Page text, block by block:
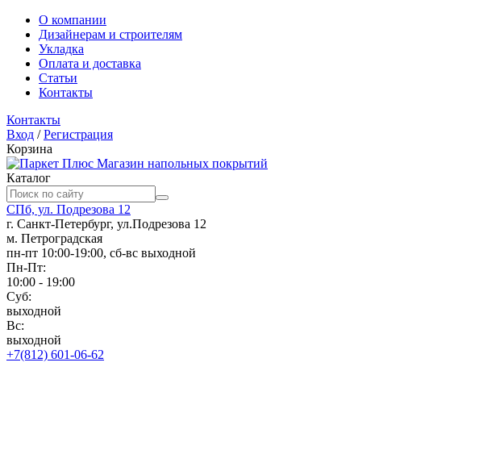
О компании
Дизайнерам и строителям
Укладка
Оплата и доставка
Статьи
Контакты
Контакты
Вход /Регистрация
Корзина
Магазин напольных покрытий
Каталог
СПб, ул. Подрезова 12
г. Санкт-Петербург, ул.Подрезова 12
м. Петроградская
пн-пт 10:00-19:00, сб-вс выходной
Пн-Пт:
10:00 - 19:00
Суб:
выходной
Вс:
выходной
+7(812) 601-06-62